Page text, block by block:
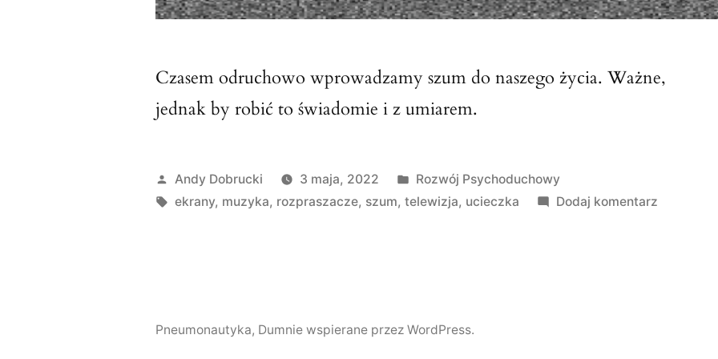
Czasem odruchowo wprowadzamy szum do naszego życia. Ważne,
jednak by robić to świadomie i z umiarem.
Opublikowane
przez
Andy Dobrucki 3 maja, 2022
Opublikowano
w
Rozwój Psychoduchowy
Tagi:
ekrany, muzyka, rozpraszacze, szum,telewizja, ucieczka Dodaj komentarz
Pneumonautyka, Dumnie wspierane przez WordPress.